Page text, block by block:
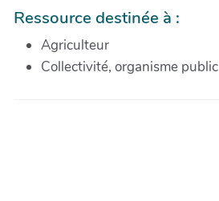
Ressource destinée à :
Agriculteur
Collectivité, organisme public